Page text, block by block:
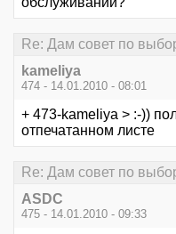
Re: Дам совет по
kameliya
474 - 14.01.2010 - 08:01
+ 473-kameliya > :-))
отпечатанном листе
Re: Дам совет по
ASDC
475 - 14.01.2010 - 09:33